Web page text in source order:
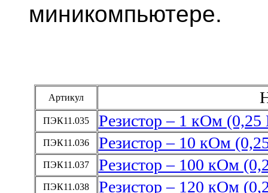
миникомпьютере.
Артикул
ПЭК11.035 Резистор – 1 кОм (0,25
ПЭК11.036 Резистор – 10 кОм
ПЭК11.037 Резистор – 100 кОм
ПЭК11.038 Резистор – 120 кОм